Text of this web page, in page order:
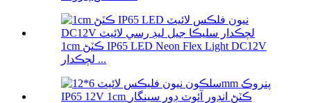
1cm ڪٽڻ IP65 LED Neon Flex Light DC12V
لچڪدار ...